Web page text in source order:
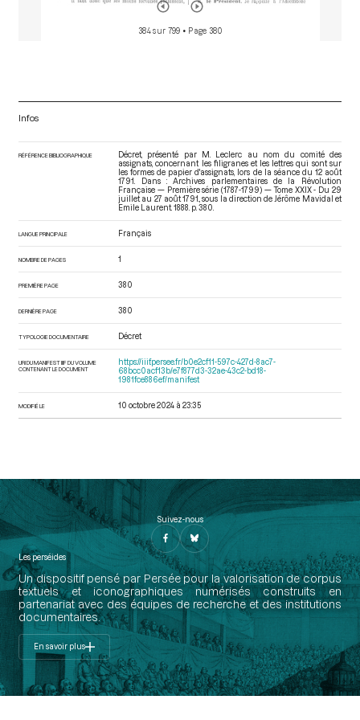
384 sur 799 • Page 380
Infos
RÉFÉRENCE BIBLIOGRAPHIQUE
Décret, présenté par M. Leclerc au nom du comité des
assignats, concernant les filigranes et les lettres qui sont sur
les formes de papier d'assignats, lors de la séance du 12 août
1791. Dans : Archives parlementaires de la Révolution
Française — Première série (1787-1799) — Tome XXIX - Du 29
juillet au 27 août 1791. , sous la direction de Jérôme Mavidal et
Emile Laurent. 1888. p. 380.
LANGUE PRINCIPALE Français
NOMBRE DE PAGES 1
PREMIÈRE PAGE 380
DERNIÈRE PAGE 380
TYPOLOGIE DOCUMENTAIRE Décret
URI DU MANIFEST IIIF DU VOLUME
CONTENANT LE DOCUMENT
https://iiif.persee.fr/b0e2cf11-597c-427d-8ac7-
68bcc0acf13b/e7f877d3-32ae-43c2-bd18-
1981fce886ef/manifest
MODIFIÉ LE 10 octobre 2024 à 23:35
Suivez-nous
Les perséides
Un dispositif pensé par Persée pour la valorisation de corpus
textuels et iconographiques numérisés construits en
partenariat avec des équipes de recherche et des institutions
documentaires.
En savoir plus